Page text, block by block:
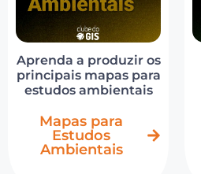
Aprenda a produzir os
principais mapas para
estudos ambientais
Mapas para
Estudos
Ambientais